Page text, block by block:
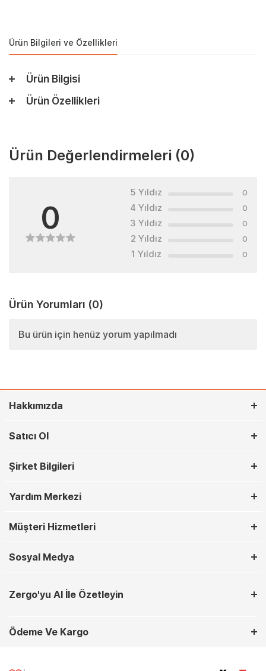
Ürün Bilgileri ve Özellikleri
Ürün Bilgisi
Ürün Özellikleri
Ürün Değerlendirmeleri (0)
0
5 Yıldız 0
4 Yıldız 0
3 Yıldız 0
2 Yıldız 0
1 Yıldız 0
Ürün Yorumları (0)
Bu ürün için henüz yorum yapılmadı
Hakkımızda
Satıcı Ol
Şirket Bilgileri
Yardım Merkezi
Müşteri Hizmetleri
Sosyal Medya
Zergo'yu AI İle Özetleyin
Ödeme Ve Kargo